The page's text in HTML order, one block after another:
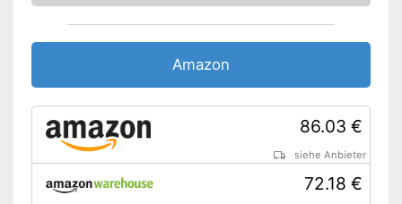
Amazon
86.03 €
siehe Anbieter
72.18 €